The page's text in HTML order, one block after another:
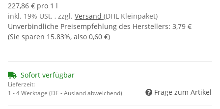
227,86 € pro 1 l
inkl. 19% USt. , zzgl. Versand (DHL Kleinpaket)
Unverbindliche Preisempfehlung des Herstellers: 3,79 €
(Sie sparen 15.83%, also 0,60 €)
Sofort verfügbar
Lieferzeit:
1 - 4 Werktage (DE - Ausland abweichend) Frage zum Artikel